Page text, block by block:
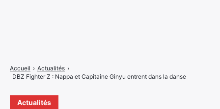
Actualités
Accueil › Actualités ›
DBZ Fighter Z : Nappa et Capitaine Ginyu entrent dans la danse